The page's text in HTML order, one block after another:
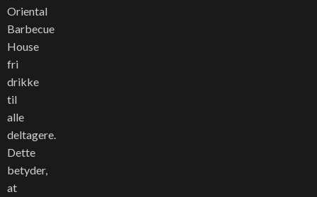
Oriental
Barbecue
House
fri
drikke
til
alle
deltagere.
Dette
betyder,
at